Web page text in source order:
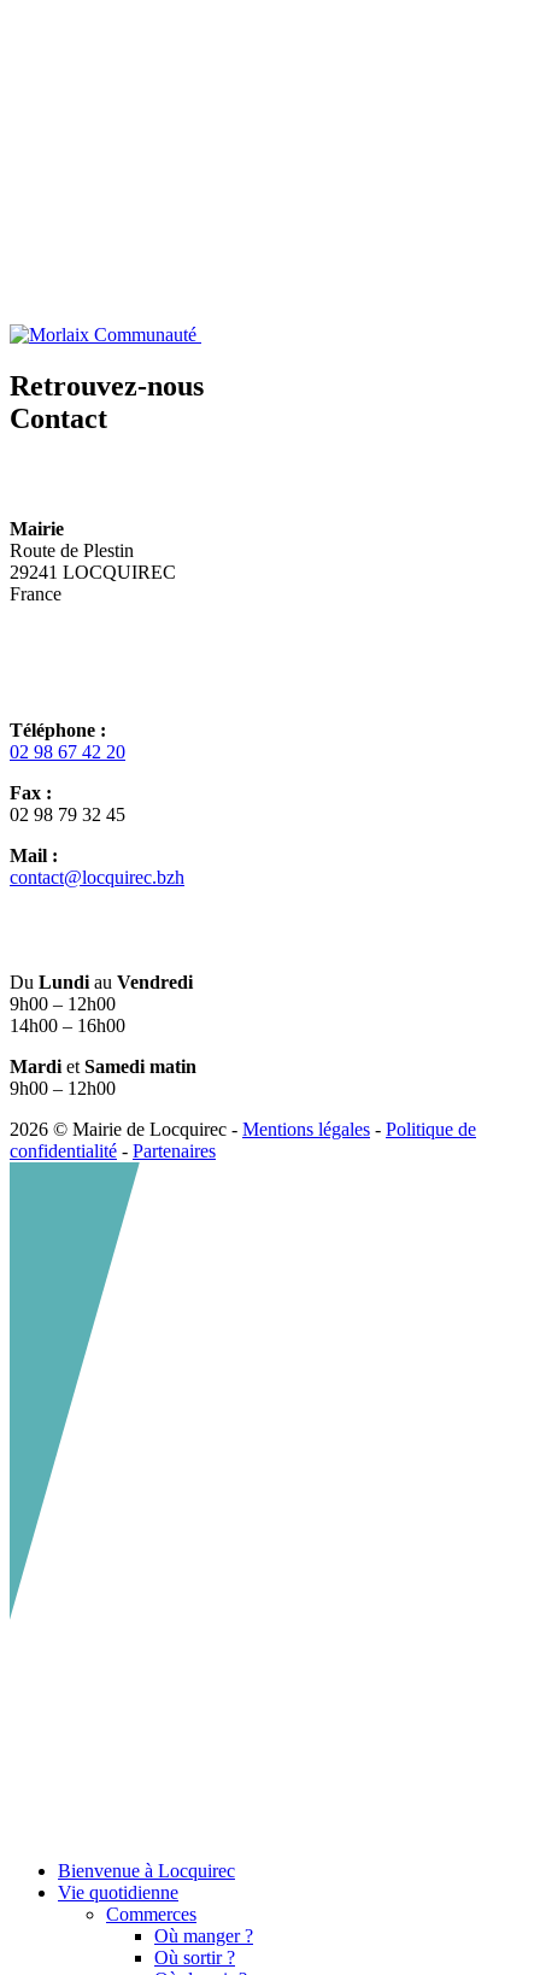
Retrouvez-nous
Contact
Mairie
Route de Plestin
29241 LOCQUIREC
France
Téléphone :
02 98 67 42 20
Fax :
02 98 79 32 45
Mail :
contact@locquirec.bzh
Du Lundi au Vendredi
9h00 – 12h00
14h00 – 16h00
Mardi et Samedi matin
9h00 – 12h00
2026 © Mairie de Locquirec - Mentions légales - Politique de
confidentialité - Partenaires
Bienvenue à Locquirec
Vie quotidienne
Commerces
Où manger ?
Où sortir ?